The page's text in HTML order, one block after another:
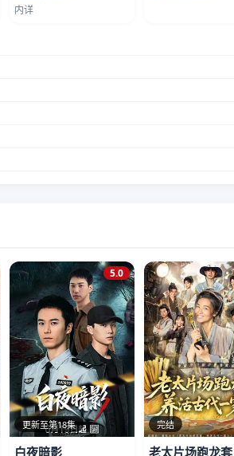
内详
更新至第18集
5.0
白夜暗影
完结
老太片场跑龙套